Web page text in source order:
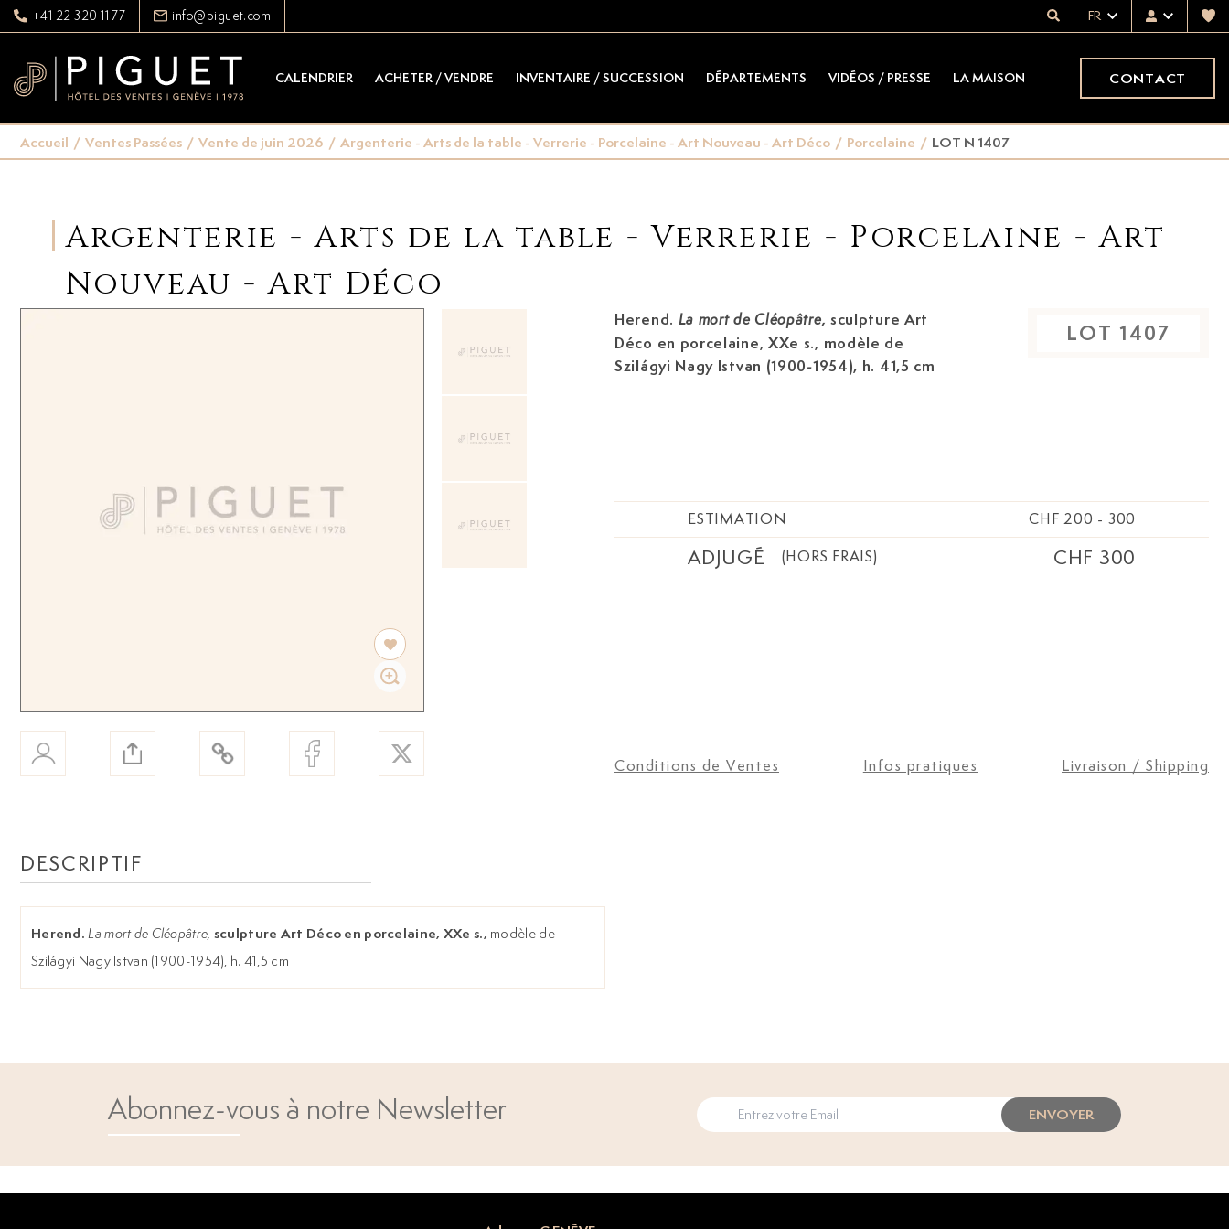
+41 22 320 11 77 info@piguet.com FR
CALENDRIER ACHETER / VENDRE INVENTAIRE / SUCCESSION DÉPARTEMENTS VIDÉOS / PRESSE LA MAISON CONTACT
Accueil / Ventes Passées / Vente de juin 2026 / Argenterie - Arts de la table - Verrerie - Porcelaine - Art Nouveau - Art Déco / Porcelaine / LOT N 1407
Argenterie - Arts de la table - Verrerie - Porcelaine - Art
Nouveau - Art Déco
Herend. La mort de Cléopâtre, sculpture Art
Déco en porcelaine, XXe s.,
Szilágyi Nagy Istvan (1900-1954), h. 41,5 cm
LOT 1407
ESTIMATION CHF 200 - 300
ADJUGÉ (HORS FRAIS) CHF 300
Conditions de Ventes Infos pratiques Livraison / Shipping
DESCRIPTIF
Herend. La mort de Cléopâtre, sculpture Art Déco en porcelaine, XXe s., modèle de
Szilágyi Nagy Istvan (1900-1954), h. 41,5 cm
Abonnez-vous à notre Newsletter ENVOYER